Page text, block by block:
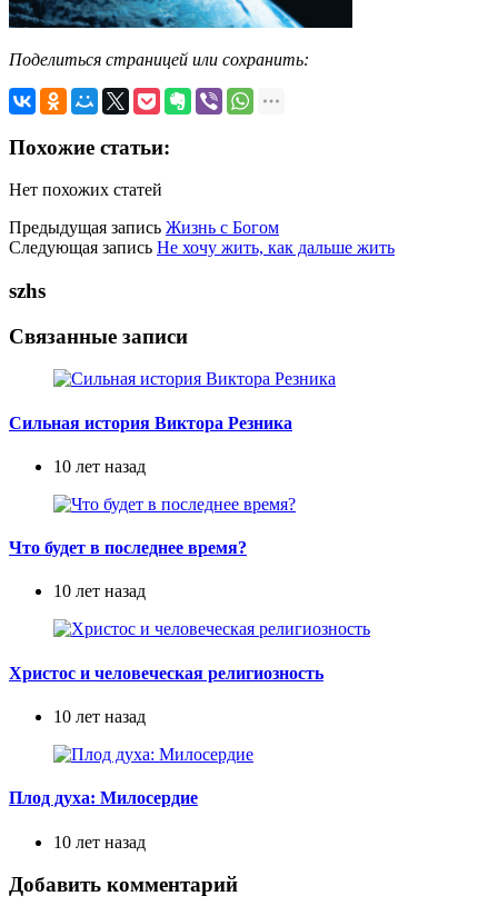
Поделиться страницей или сохранить:
Похожие статьи:
Нет похожих статей
Предыдущая запись Жизнь с Богом
Следующая запись Не хочу жить, как дальше жить
szhs
Связанные записи
Сильная история Виктора Резника
10 лет назад
Что будет в последнее время?
10 лет назад
Христос и человеческая религиозность
10 лет назад
Плод духа: Милосердие
10 лет назад
Добавить комментарий